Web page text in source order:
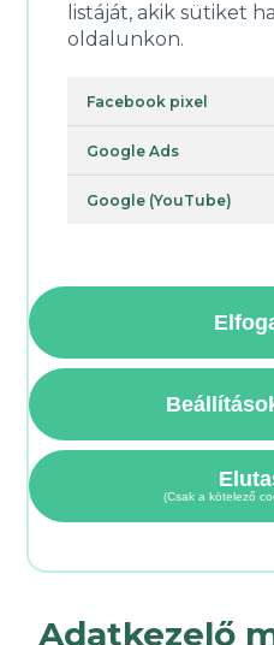
listáját, akik sütiket
oldalunkon.
Facebook pixel
Google Ads
Google (YouTube)
(Csak a kötelező
Adatkezelő